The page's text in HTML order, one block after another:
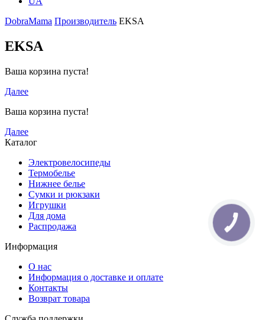
DobraMama Производитель EKSA
EKSA
Ваша корзина пуста!
Далее
Ваша корзина пуста!
Далее
Каталог
Электровелосипеды
Термобелье
Нижнее белье
Сумки и рюкзаки
Игрушки
Для дома
Распродажа
Информация
О нас
Информация о доставке и оплате
Контакты
Возврат товара
КНОПКА
ЗВ'ЯЗКУ